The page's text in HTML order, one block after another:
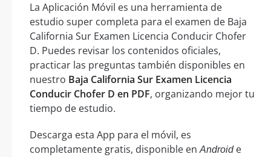
La Aplicación Móvil es una herramienta de
estudio super completa para el examen de Baja
California Sur Examen Licencia Conducir Chofer
D. Puedes revisar los contenidos oficiales,
practicar las preguntas también disponibles en
nuestro Baja California Sur Examen Licencia
Conducir Chofer D en PDF, organizando mejor tu
tiempo de estudio.
Descarga esta App para el móvil, es
completamente gratis, disponible enAndroide